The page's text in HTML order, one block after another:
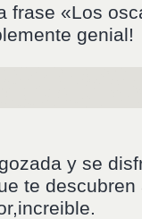
frase «Los
genial!
y se
te